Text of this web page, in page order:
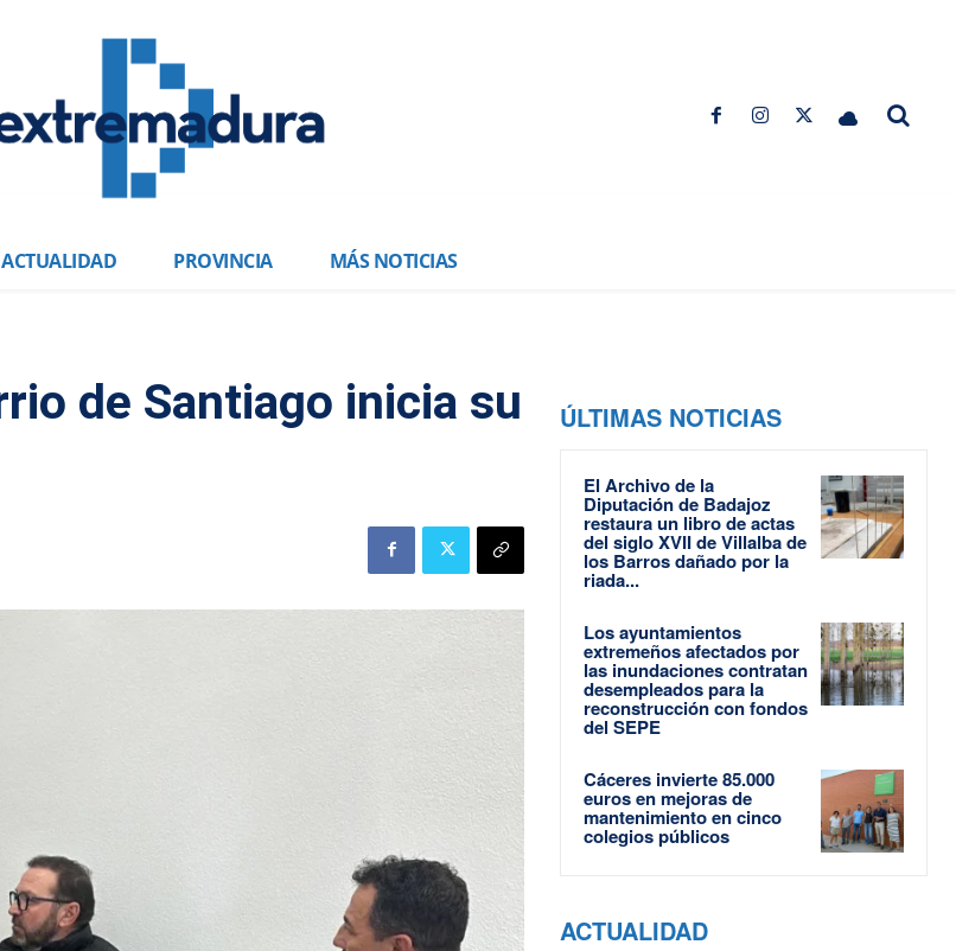
ACTUALIDAD PROVINCIA MÁS NOTICIAS
de Santiago inicia su
ÚLTIMAS NOTICIAS
El Archivo de la
Diputación de Badajoz
restaura un libro de actas
del siglo XVII de Villalba de
los Barros dañado por la
riada...
Los ayuntamientos
extremeños afectados por
las inundaciones contratan
desempleados para la
reconstrucción con fondos
del SEPE
Cáceres invierte 85.000
euros en mejoras de
mantenimiento en cinco
colegios públicos
ACTUALIDAD